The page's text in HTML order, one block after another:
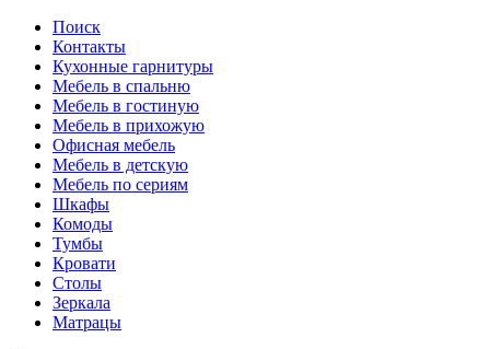
Поиск
Контакты
Кухонные гарнитуры
Мебель в спальню
Мебель в гостиную
Мебель в прихожую
Офисная мебель
Мебель в детскую
Мебель по сериям
Шкафы
Комоды
Тумбы
Кровати
Столы
Зеркала
Матрацы